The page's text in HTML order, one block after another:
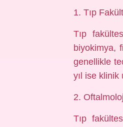
1. Tıp
Tıp
biyokimya,
genellikle
yıl ise klinik
2.
Tıp